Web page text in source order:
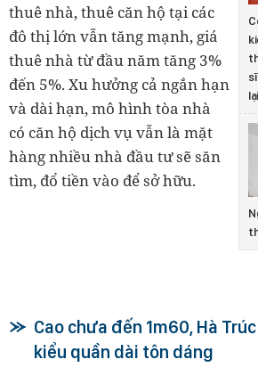
lại
thuê nhà, thuê căn hộ tại các
đô thị lớn vẫn tăng mạnh, giá
thuê nhà từ đầu năm tăng 3%
đến 5%. Xu hưởng cả ngắn hạn
và dài hạn, mô hình tòa nhà
có căn hộ dịch vụ vẫn là mặt
hàng nhiều nhà đầu tư sẽ săn
tìm, đổ tiền vào để sở hữu.
Cao chưa đến 1m60, Hà
kiểu quần dài tôn dáng